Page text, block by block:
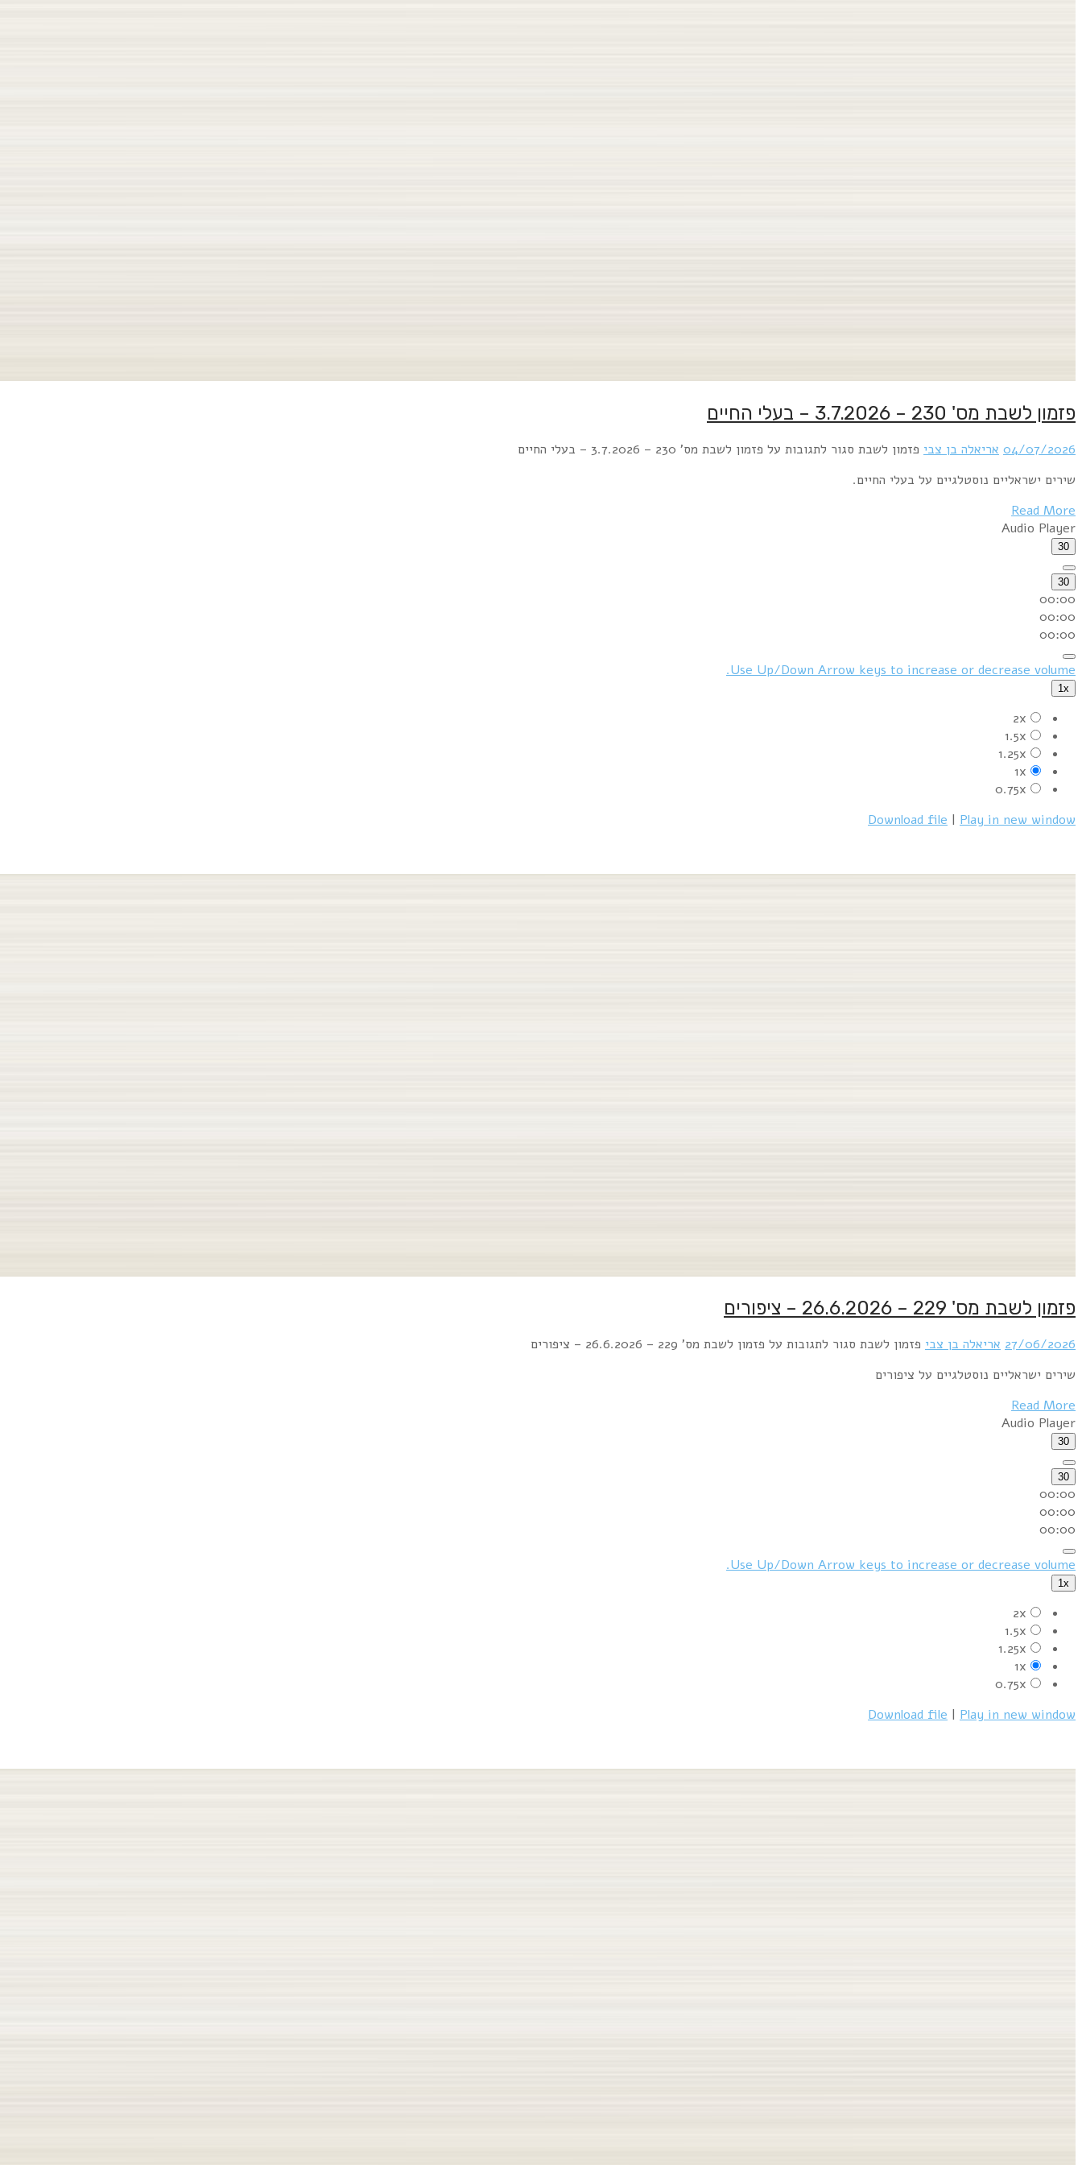
פזמון לשבת מס' 230 – 3.7.2026 – בעלי החיים
04/07/2026 אריאלה בן צבי פזמון לשבת סגור לתגובות על פזמון לשבת מס' 230 – 3.7.2026 – בעלי החיים
שירים ישראליים נוסטלגיים על בעלי החיים.
Read More
Audio Player
30
30
00:00
00:00
00:00
Use Up/Down Arrow keys to increase or decrease volume.
1x
2x
1.5x
1.25x
1x
0.75x
Download file | Play in new window
פזמון לשבת מס' 229 – 26.6.2026 – ציפורים
27/06/2026 אריאלה בן צבי פזמון לשבת סגור לתגובות על פזמון לשבת מס' 229 – 26.6.2026 – ציפורים
שירים ישראליים נוסטלגיים על ציפורים
Read More
Audio Player
30
30
00:00
00:00
00:00
Use Up/Down Arrow keys to increase or decrease volume.
1x
2x
1.5x
1.25x
1x
0.75x
Download file | Play in new window